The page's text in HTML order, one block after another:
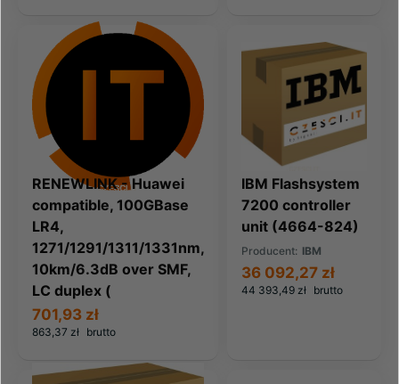
RENEWLINK - Huawei
compatible, 100GBase
LR4,
1271/1291/1311/1331nm,
10km/6.3dB over SMF,
LC duplex (
863,37 zł brutto
701,93 zł
IBM Flashsystem
7200 controller
unit (4664-824)
Producent: IBM
44 393,49 zł brutto
36 092,27 zł